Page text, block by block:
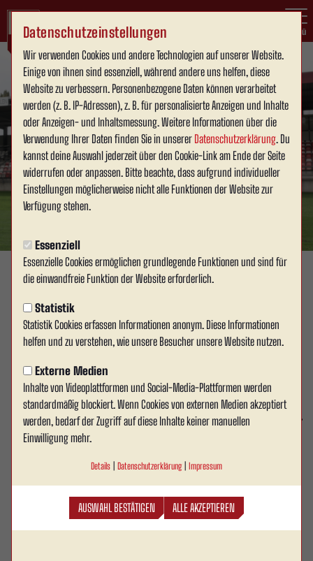
Datenschutzeinstellungen
Wir verwenden Cookies und andere Technologien auf unserer Website.
Einige von ihnen sind essenziell, während andere uns helfen, diese
Website zu verbessern. Personenbezogene Daten können verarbeitet
werden (z. B. IP-Adressen), z. B. für personalisierte Anzeigen und Inhalte
oder Anzeigen- und Inhaltsmessung. Weitere Informationen über die
Verwendung Ihrer Daten finden Sie in unserer Datenschutzerklärung. Du
kannst deine Auswahl jederzeit über den Cookie-Link am Ende der Seite
widerrufen oder anpassen. Bitte beachte, dass aufgrund individueller
Einstellungen möglicherweise nicht alle Funktionen der Website zur
Verfügung stehen.
Essenziell
Essenzielle Cookies ermöglichen grundlegende Funktionen und sind für
die einwandfreie Funktion der Website erforderlich.
Statistik
Statistik Cookies erfassen Informationen anonym. Diese Informationen
helfen und zu verstehen, wie unsere Besucher unsere Website nutzen.
Externe Medien
Inhalte von Videoplattformen und Social-Media-Plattformen werden
standardmäßig blockiert. Wenn Cookies von externen Medien akzeptiert
werden, bedarf der Zugriff auf diese Inhalte keiner manuellen
Einwilligung mehr.
Details Datenschutzerklärung Impressum
AUSWAHL BESTÄTIGEN ALLE AKZEPTIEREN
Menü
SPONSOREN & BUSINESS
Donnerstag, 22.02.2024 00:00 Uhr
Zoeger Immobilien OHG: Ein
langjähriger Partner
Rot Weiss Ahlen ist stolz darauf, die Zoeger
Immobilien OHG als einen seiner langjährigen
Sponsoren vorzustellen. Seit vielen Jahren ist Zoeger
Immobilien ein fester Bestandteil unserer
Vereinsfamilie.
Die Zoeger Immobilien OHG ist ein angesehenes Mitglied im Immobilienverband
deutscher Makler und Sachverständiger (IVD) und genießt einen
ausgezeichneten Ruf in Hamm und Umgebung. Mit über 30 Jahren Erfahrung